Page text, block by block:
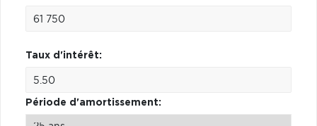
Taux d'intérêt:
Période d'amortissement: